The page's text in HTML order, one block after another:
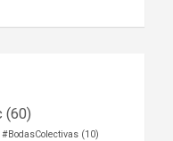
(60)
#BodasColectivas (10)